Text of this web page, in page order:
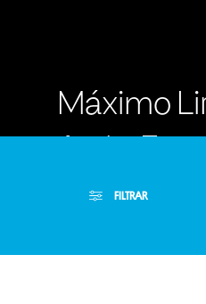
FILTRAR
Máximo
Asunción